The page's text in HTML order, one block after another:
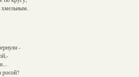
хмельным.
-
росой?